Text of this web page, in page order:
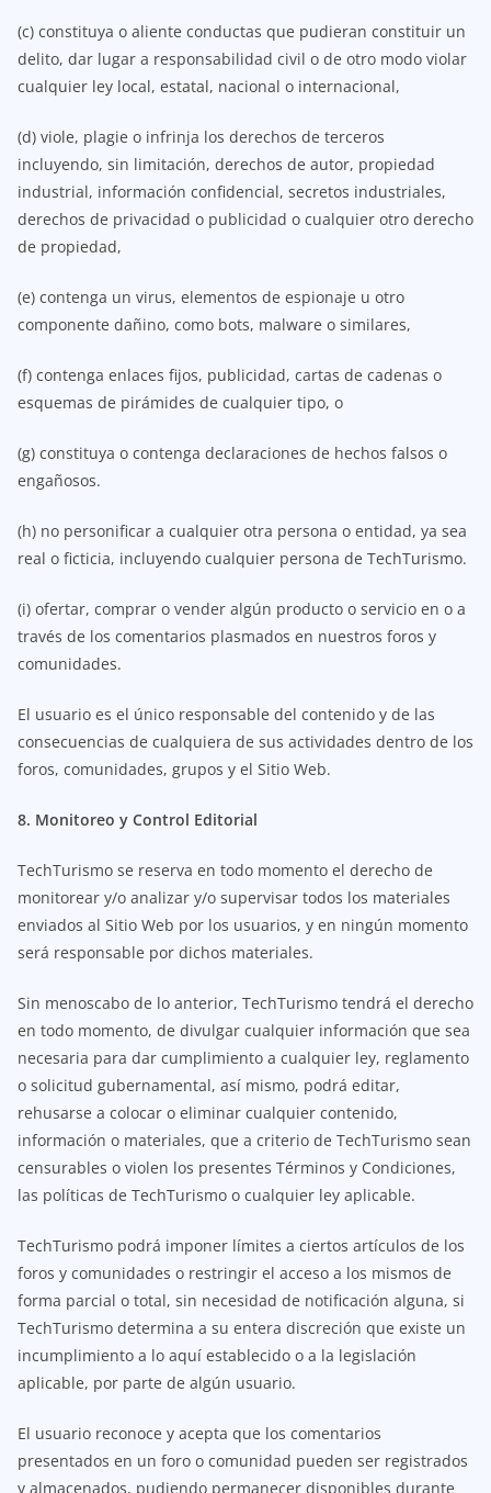
(c) constituya o aliente conductas que pudieran constituir un
delito, dar lugar a responsabilidad civil o de otro modo violar
cualquier ley local, estatal, nacional o internacional,
(d) viole, plagie o infrinja los derechos de terceros
incluyendo, sin limitación, derechos de autor, propiedad
industrial, información confidencial, secretos industriales,
derechos de privacidad o publicidad o cualquier otro derecho
de propiedad,
(e) contenga un virus, elementos de espionaje u otro
componente dañino, como bots, malware o similares,
(f) contenga enlaces fijos, publicidad, cartas de cadenas o
esquemas de pirámides de cualquier tipo, o
(g) constituya o contenga declaraciones de hechos falsos o
engañosos.
(h) no personificar a cualquier otra persona o entidad, ya sea
real o ficticia, incluyendo cualquier persona de TechTurismo.
(i) ofertar, comprar o vender algún producto o servicio en o a
través de los comentarios plasmados en nuestros foros y
comunidades.
El usuario es el único responsable del contenido y de las
consecuencias de cualquiera de sus actividades dentro de los
foros, comunidades, grupos y el Sitio Web.
8. Monitoreo y Control Editorial
TechTurismo se reserva en todo momento el derecho de
monitorear y/o analizar y/o supervisar todos los materiales
enviados al Sitio Web por los usuarios, y en ningún momento
será responsable por dichos materiales.
Sin menoscabo de lo anterior, TechTurismo tendrá el derecho
en todo momento, de divulgar cualquier información que sea
necesaria para dar cumplimiento a cualquier ley, reglamento
o solicitud gubernamental, así mismo, podrá editar,
rehusarse a colocar o eliminar cualquier contenido,
información o materiales, que a criterio de TechTurismo sean
censurables o violen los presentes Términos y Condiciones,
las políticas de TechTurismo o cualquier ley aplicable.
TechTurismo podrá imponer límites a ciertos artículos de los
foros y comunidades o restringir el acceso a los mismos de
forma parcial o total, sin necesidad de notificación alguna, si
TechTurismo determina a su entera discreción que existe un
incumplimiento a lo aquí establecido o a la legislación
aplicable, por parte de algún usuario.
El usuario reconoce y acepta que los comentarios
presentados en un foro o comunidad pueden ser registrados
y almacenados, pudiendo permanecer disponibles durante